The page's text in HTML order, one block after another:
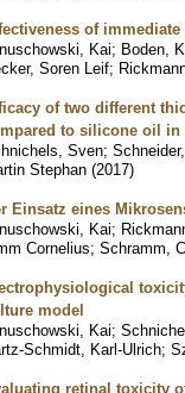
of
Kai; Boden,
Soren Leif;
of two different
to silicone oil in
Sven;
Stephan (2017)
Einsatz eines
Kai;
Cornelius; Schramm,
model
Kai;
Schmidt, Karl-Ulrich;
retinal toxicity